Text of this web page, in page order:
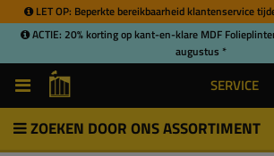
LET OP: Beperkte bereikbaarheid klantenservice
ACTIE: 20% korting op kant-en-klare MDF
augustus *
SERVICE
ZOEKEN DOOR ONS ASSORTIMENT